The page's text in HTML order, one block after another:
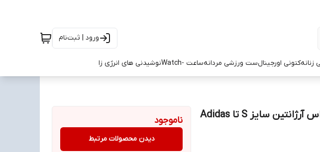
ورود | ثبت‌نام
کتونی اورجینالست ورزشی مردانهساعت -Watch نوشیدنی های انرژی زا
ست کاپشن و شلوار ورزشی آدیداس آرژانتین سایز S تا Adidas
ناموجود
دیدن محصولات مرتبط